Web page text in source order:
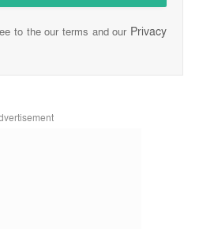
to the our terms and our Privacy